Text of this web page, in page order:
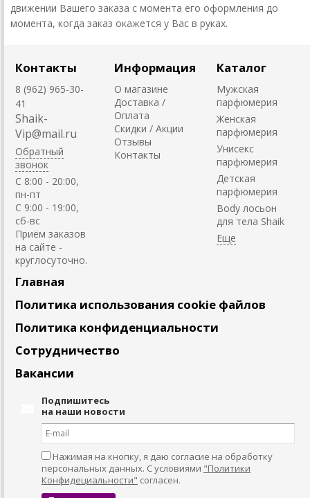
движении Вашего заказа с момента его оформления до
момента, когда заказ окажется у Вас в руках.
Контакты
8 (962) 965-30-
41
Shaik-
Vip@mail.ru
Обратный
звонок
C 8:00 - 20:00,
пн-пт
С 9:00 - 19:00,
сб-вс
Приём заказов
на сайте -
круглосуточно.
Информация
О магазине
Доставка /
Оплата
Скидки / Акции
Отзывы
Контакты
Каталог
Мужская
парфюмерия
Женская
парфюмерия
Унисекс
парфюмерия
Детская
парфюмерия
Body лосьон
для тела Shaik
Главная
Политика использования cookie файлов
Политика конфиденциальности
Сотрудничество
Вакансии
Подпишитесь
на наши новости
Нажимая на кнопку, я даю согласие на обработку
персональных данных. С условиями "Политики
Конфидециальности" согласен.